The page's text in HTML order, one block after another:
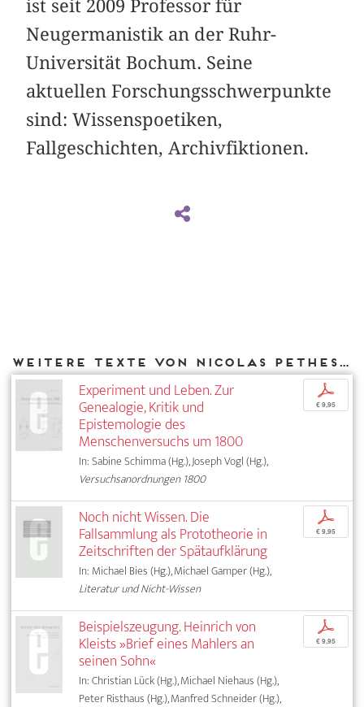
ist seit 2009 Professor für
Neugermanistik an der Ruhr-
Universität Bochum. Seine
aktuellen Forschungsschwerpunkte
sind: Wissenspoetiken,
Fallgeschichten, Archivfiktionen.
Weitere Texte von Nicolas Pethes bei DIAPHANES
Experiment und Leben. Zur
Genealogie, Kritik und
Epistemologie des
Menschenversuchs um 1800
In: Sabine Schimma (Hg.), Joseph Vogl (Hg.),
Versuchsanordnungen 1800
p
€ 9,95
Noch nicht Wissen. Die
Fallsammlung als Prototheorie in
Zeitschriften der Spätaufklärung
In: Michael Bies (Hg.), Michael Gamper (Hg.),
Literatur und Nicht-Wissen
p
€ 9,95
Beispielszeugung. Heinrich von
Kleists »Brief eines Mahlers an
seinen Sohn«
In: Christian Lück (Hg.), Michael Niehaus (Hg.),
Peter Risthaus (Hg.), Manfred Schneider (Hg.),
p
€ 9,95